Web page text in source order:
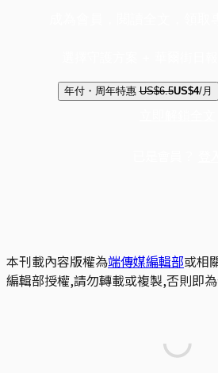
年付・周年特惠 US$6.5US$4/月
本刊載內容版權為端傳媒編輯部或相
編輯部授權,請勿轉載或複製,否則即為